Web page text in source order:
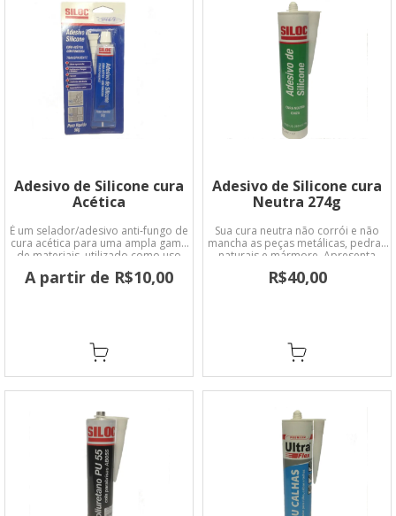
Adesivo de Silicone cura
Acética
É um selador/adesivo anti-fungo de
cura acética para uma ampla gama
de materiais, utilizado como uso
geral.
A partir de R$10,00
Adesivo de Silicone cura
Neutra 274g
Sua cura neutra não corrói e não
mancha as peças metálicas, pedras
naturais e mármore. Apresenta
excelente aderência, permanecendo
flexível por muitos anos.
R$40,00